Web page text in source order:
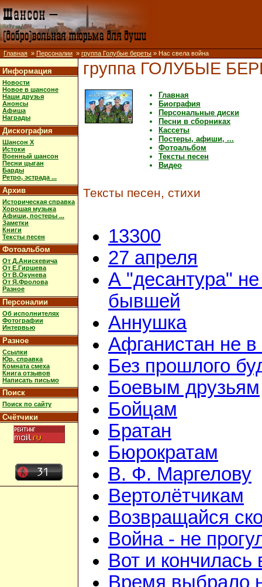
Главная » Персоналии » группа Голубые береты » Нас свела война
Информация
Новости
Новое в шансоне
Наши друзья
Анонсы
Афиша
Награды
Дискография
Шансон X
Истоки
Военный шансон
Песни цыган
Барды
Ретро, эстрада ...
Архив
Историческая справка
Хорошая музыка
Афиши, постеры ...
Заметки
Книги
Тексты песен
Фотоальбом
От Д.Анискевича
От Е.Гиршева
От В.Окунева
От Я.Фролова
Разное
Персоналии
Об исполнителях
Фотографии
Интервью
Разное
Ссылки
Юр. справка
Комната смеха
Книга отзывов
Написать письмо
Поиск
Поиск по сайту
Счётчики
группа ГОЛУБЫЕ
Главная
Биография
Персональные диски
Песни в сборниках
Кассеты
Постеры, афиши, ...
Фотоальбом
Тексты песен
Видео
Тексты песен, стихи
13300
27 апреля
А "десантура"
бывшей
Аннушка
Афганистан не
Без прошлого
Боевым друзьям
Бойцам
Братан
Бюрократам
В. Ф. Маргелову
Вертолётчикам
Возвращайся
Война - не
Вот и кончилась
Время выбрало